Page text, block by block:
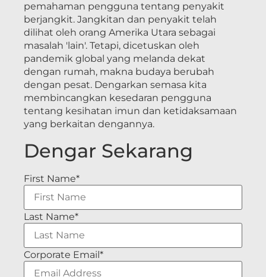
pemahaman pengguna tentang penyakit
berjangkit. Jangkitan dan penyakit telah
dilihat oleh orang Amerika Utara sebagai
masalah 'lain'. Tetapi, dicetuskan oleh
pandemik global yang melanda dekat
dengan rumah, makna budaya berubah
dengan pesat. Dengarkan semasa kita
membincangkan kesedaran pengguna
tentang kesihatan imun dan ketidaksamaan
yang berkaitan dengannya.
Dengar Sekarang
First Name*
Last Name*
Corporate Email*